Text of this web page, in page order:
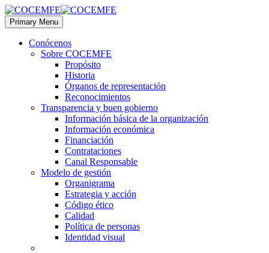
Primary Menu
Conócenos
Sobre COCEMFE
Propósito
Historia
Órganos de representación
Reconocimientos
Transparencia y buen gobierno
Información básica de la organización
Información económica
Financiación
Contrataciones
Canal Responsable
Modelo de gestión
Organigrama
Estrategia y acción
Código ético
Calidad
Política de personas
Identidad visual